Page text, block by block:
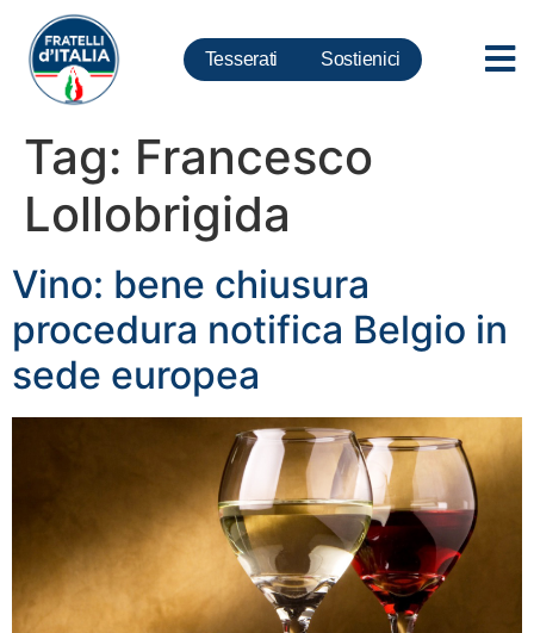
Tesserati Sostienici
Tag: Francesco
Lollobrigida
Vino: bene chiusura
procedura notifica Belgio in
sede europea